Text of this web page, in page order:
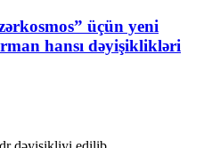
üçün yeni
hansı dəyişiklikləri